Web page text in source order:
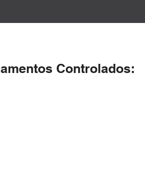
Controlados: